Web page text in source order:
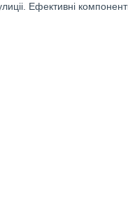
Ефективні